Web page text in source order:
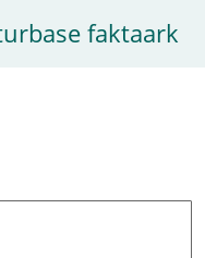
faktaark